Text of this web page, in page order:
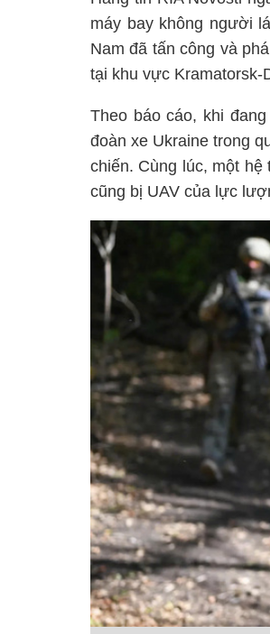
máy bay không người
Nam đã tấn công và
tại khu vực Kramatorsk-
Theo báo cáo, khi
đoàn xe Ukraine trong
chiến. Cùng lúc, một
cũng bị UAV của lực